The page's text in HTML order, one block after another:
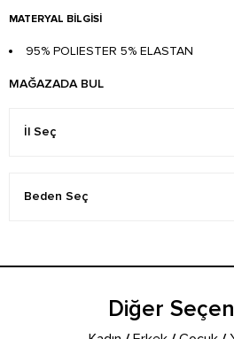
MATERYAL BILGISI
95% POLIESTER 5% ELASTAN
MAĞAZADA BUL
Diğer